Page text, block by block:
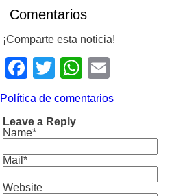
Comentarios
¡Comparte esta noticia!
Facebook
TwitterWhatsApp
Política de comentarios
Leave a Reply
Name*
Mail*
Website